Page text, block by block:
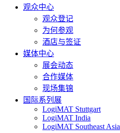
观众中心
观众登记
为何参观
酒店与签证
媒体中心
展会动态
合作媒体
现场集锦
国际系列展
LogiMAT Stuttgart
LogiMAT India
LogiMAT Southeast Asia